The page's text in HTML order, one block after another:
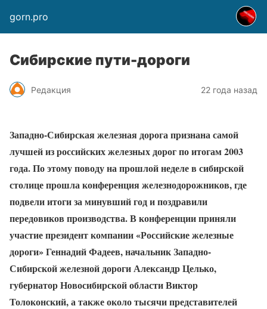
gorn.pro
Сибирские пути-дороги
Редакция 22 года назад
Западно-Сибирская железная дорога признана самой
лучшей из российских железных дорог по итогам 2003
года. По этому поводу на прошлой неделе в сибирской
столице прошла конференция железнодорожников, где
подвели итоги за минувший год и поздравили
передовиков производства. В конференции приняли
участие президент компании «Российские железные
дороги» Геннадий Фадеев, начальник Западно-
Сибирской железной дороги Александр Целько,
губернатор Новосибирской области Виктор
Толоконский, а также около тысячи представителей